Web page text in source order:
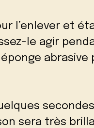
l’enlever et
le agir
abrasive
sera très